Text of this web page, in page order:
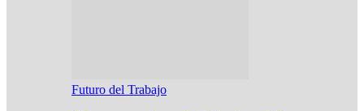
Futuro del Trabajo